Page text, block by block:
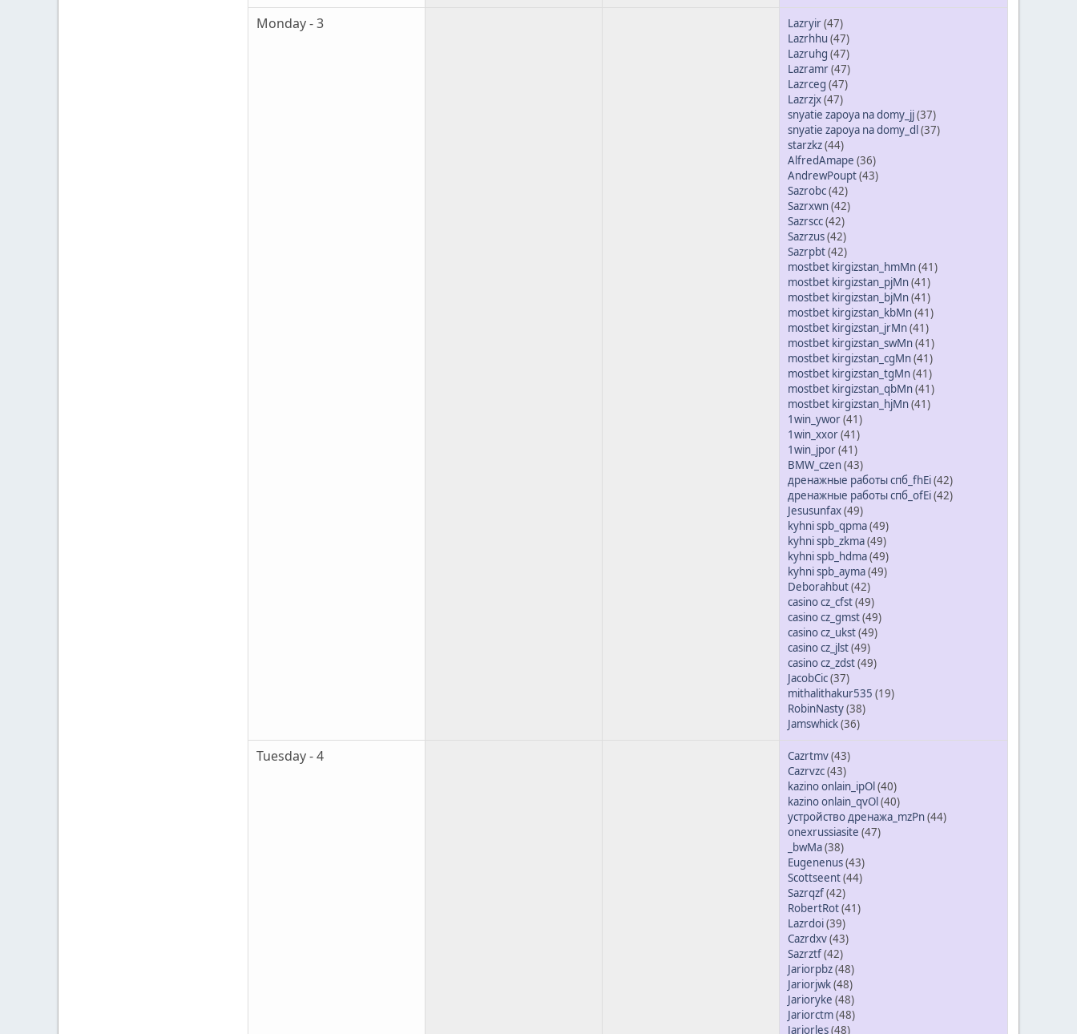
Monday - 3 Lazryir(47)
Lazrhhu (47)
Lazruhg (47)
Lazramr(47)
Lazrceg (47)
Lazrzjx(47)
snyatie zapoya na domy_jj(37)
snyatie zapoya na domy_dl (37)
starzkz(44)
AlfredAmape (36)
AndrewPoupt(43)
Sazrobc(42)
Sazrxwn(42)
Sazrscc(42)
Sazrzus(42)
Sazrpbt(42)
mostbet kirgizstan_hmMn(41)
mostbet kirgizstan_pjMn(41)
mostbet kirgizstan_bjMn(41)
mostbet kirgizstan_kbMn(41)
mostbet kirgizstan_jrMn(41)
mostbet kirgizstan_swMn(41)
mostbet kirgizstan_cgMn(41)
mostbet kirgizstan_tgMn(41)
mostbet kirgizstan_qbMn(41)
mostbet kirgizstan_hjMn(41)
1win_ywor(41)
1win_xxor(41)
1win_jpor(41)
BMW_czen(43)
дренажные работы спб_fhEi(42)
дренажные работы спб_ofEi(42)
Jesusunfax(49)
kyhni spb_qpma(49)
kyhni spb_zkma(49)
kyhni spb_hdma(49)
kyhni spb_ayma(49)
Deborahbut(42)
casino cz_cfst(49)
casino cz_gmst(49)
casino cz_ukst(49)
casino cz_jlst(49)
casino cz_zdst(49)
JacobCic(37)
mithalithakur535 (19)
RobinNasty(38)
Jamswhick(36)
Tuesday - 4 Cazrtmv(43)
Cazrvzc(43)
kazino onlain_ipOl (40)
kazino onlain_qvOl (40)
устройство дренажа_mzPn(44)
onexrussiasite (47)
_bwMa(38)
Eugenenus(43)
Scottseent(44)
Sazrqzf(42)
RobertRot(41)
Lazrdoi(39)
Cazrdxv(43)
Sazrztf(42)
Jariorpbz(48)
Jariorjwk(48)
Jarioryke (48)
Jariorctm(48)
Jariorles(48)